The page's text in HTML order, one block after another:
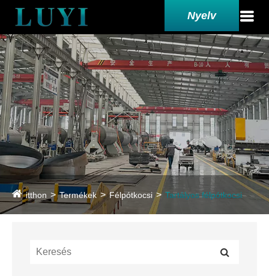
Nyelv
itthon Termékek Félpótkocsi Tartályos félpótkocsi